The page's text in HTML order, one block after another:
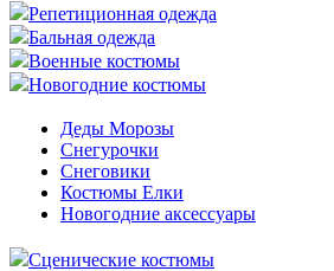
Репетиционная одежда
Бальная одежда
Военные костюмы
Новогодние костюмы
Деды Морозы
Снегурочки
Снеговики
Костюмы Елки
Новогодние аксессуары
Сценические костюмы